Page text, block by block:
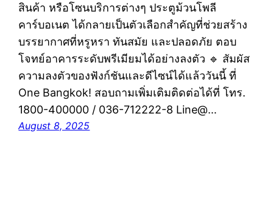
สินค้า หรือโซนบริการต่างๆ ประตูม้วนโพลี
คาร์บอเนต ได้กลายเป็นตัวเลือกสำคัญที่ช่วยสร้าง
บรรยากาศที่หรูหรา ทันสมัย และปลอดภัย ตอบ
โจทย์อาคารระดับพรีเมียมได้อย่างลงตัว 🔹 สัมผัส
ความลงตัวของฟังก์ชันและดีไซน์ได้แล้ววันนี้ ที่
One Bangkok! สอบถามเพิ่มเติมติดต่อได้ที่ โทร.
1800-400000 / 036-712222-8 Line@…
August 8, 2025